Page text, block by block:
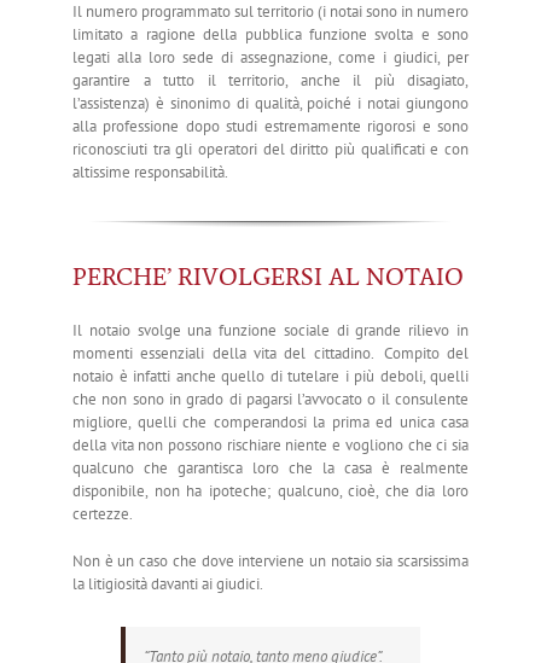
Il numero programmato sul territorio (i notai sono in numero
limitato a ragione della pubblica funzione svolta e sono
legati alla loro sede di assegnazione, come i giudici, per
garantire a tutto il territorio, anche il più disagiato,
l’assistenza) è sinonimo di qualità, poiché i notai giungono
alla professione dopo studi estremamente rigorosi e sono
riconosciuti tra gli operatori del diritto più qualificati e con
altissime responsabilità.
PERCHE’ RIVOLGERSI AL NOTAIO
Il notaio svolge una funzione sociale di grande rilievo in
momenti essenziali della vita del cittadino. Compito del
notaio è infatti anche quello di tutelare i più deboli, quelli
che non sono in grado di pagarsi l’avvocato o il consulente
migliore, quelli che comperandosi la prima ed unica casa
della vita non possono rischiare niente e vogliono che ci sia
qualcuno che garantisca loro che la casa è realmente
disponibile, non ha ipoteche; qualcuno, cioè, che dia loro
certezze.
Non è un caso che dove interviene un notaio sia scarsissima
la litigiosità davanti ai giudici.
“Tanto più notaio, tanto meno giudice”.